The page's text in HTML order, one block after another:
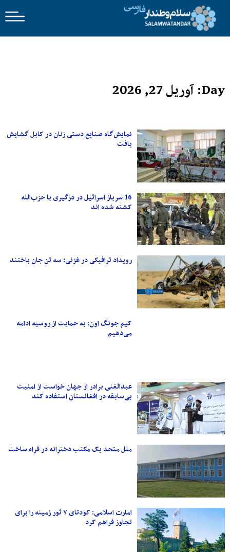
Day: آوریل 27, 2026
نمایش‌گاه صنایع دستی زنان در کابل گشایش
یافت
16 سرباز اسرائیل در درگیری با حزب‌الله
کشته شده اند
رویداد ترافیکی در غزنی؛ سه تن جان باختند
کیم جونگ اون: به حمایت از روسیه ادامه
می‌دهیم
عبدالغنی برادر از جهان خواست از امنیت
بی‌سابقه در افغانستان استفاده کند
ملل متحد یک مکتب دخترانه در فراه ساخت
امارت اسلامی: کودتای ۷ ثور زمینه را برای
تجاوز فراهم کرد